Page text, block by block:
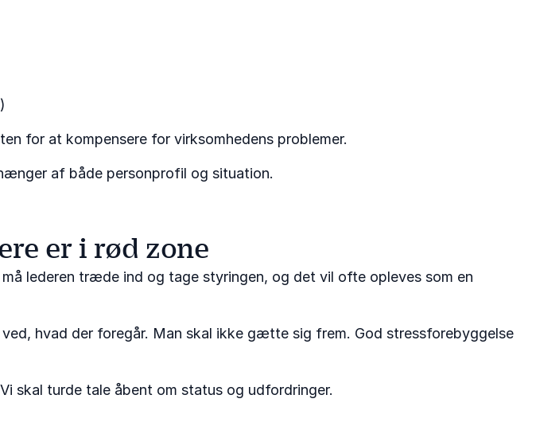
for at kompensere for virksomhedens problemer.
af både personprofil og situation.
er i rød zone
lederen træde ind og tage styringen, og det vil ofte opleves som en
hvad der foregår. Man skal ikke gætte sig frem. God stressforebyggelse
skal turde tale åbent om status og udfordringer.